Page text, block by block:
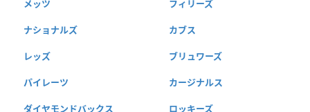
メッツ フィリーズ
ナショナルズ カブス
レッズ ブリュワーズ
パイレーツ カージナルス
ダイヤモンドバックス ロッキーズ